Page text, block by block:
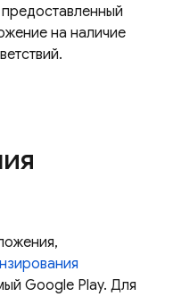
на наличие
Google Play. Для